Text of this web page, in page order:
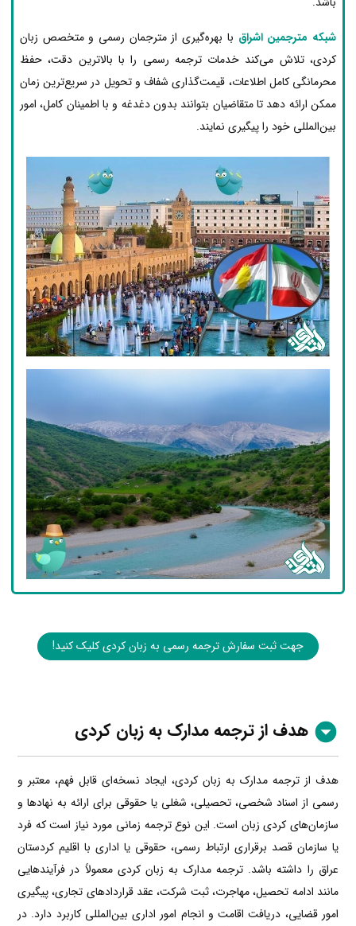
شبکه مترجمین اشراق با بهره‌گیری از مترجمان رسمی و متخصص زبان
کردی، تلاش می‌کند خدمات ترجمه رسمی را با بالاترین دقت، حفظ
محرمانگی کامل اطلاعات، قیمت‌گذاری شفاف و تحویل در سریع‌ترین زمان
ممکن ارائه دهد تا متقاضیان بتوانند بدون دغدغه و با اطمینان کامل، امور
بین‌المللی خود را پیگیری نمایند.
جهت ثبت سفارش ترجمه رسمی به زبان کردی کلیک کنید!
هدف از ترجمه مدارک به زبان کردی
هدف از ترجمه مدارک به زبان کردی، ایجاد نسخه‌ای قابل فهم، معتبر و
رسمی از اسناد شخصی، تحصیلی، شغلی یا حقوقی برای ارائه به نهادها و
سازمان‌های کردی زبان است. این نوع ترجمه زمانی مورد نیاز است که فرد
یا سازمان قصد برقراری ارتباط رسمی، حقوقی یا اداری با اقلیم کردستان
عراق را داشته باشد. ترجمه مدارک به زبان کردی معمولاً در فرآیندهایی
مانند ادامه تحصیل، مهاجرت، ثبت شرکت، عقد قراردادهای تجاری، پیگیری
امور قضایی، دریافت اقامت و انجام امور اداری بین‌المللی کاربرد دارد. در